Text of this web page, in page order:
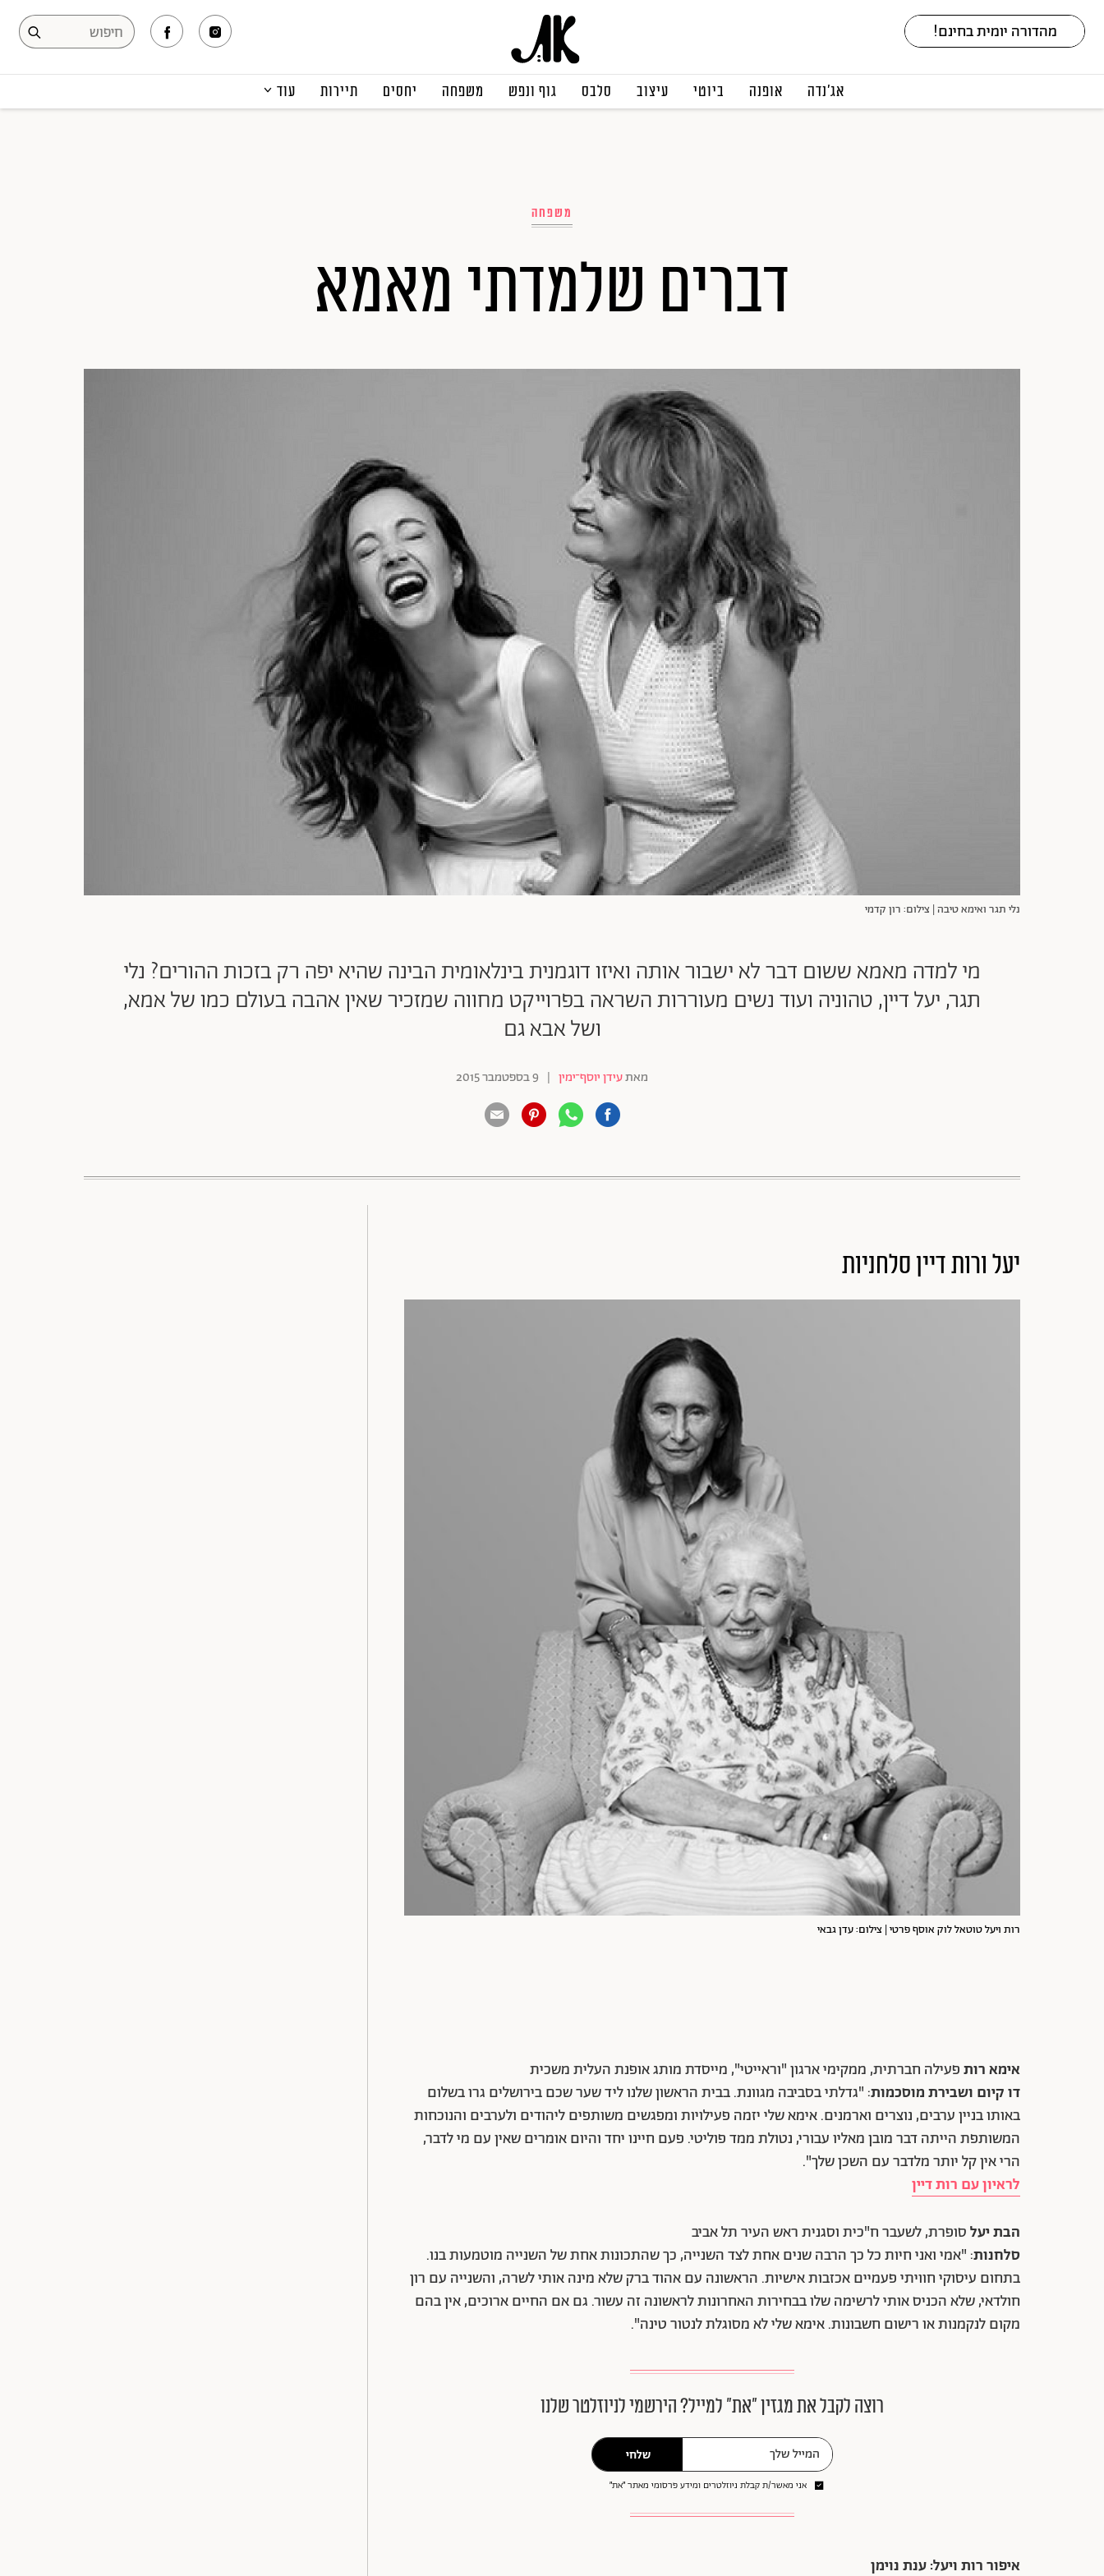
אג׳נדה אופנה ביוטי עיצוב סלבס גוף ונפש משפחה יחסים תיירות עוד
משפחה
דברים שלמדתי מאמא
נלי תגר ואימא טיבה | צילום: רון קדמי
מי למדה מאמא ששום דבר לא ישבור אותה ואיזו דוגמנית בינלאומית הבינה שהיא יפה רק בזכות ההורים? נלי
תגר, יעל דיין, טהוניה ועוד נשים מעוררות השראה בפרוייקט מחווה שמזכיר שאין אהבה בעולם כמו של אמא,
ושל אבא גם
מאתעידן יוסף־ימין | 9 בספטמבר 2015
יעל ורות דיין סלחניות
רות ויעל טוטאל לוק אוסף פרטי | צילום: עדן גבאי
אימא רותפעילה חברתית, ממקימי ארגון "וראייטי", מייסדת מותג אופנת העלית משכית
דו קיום ושבירת מוסכמות: "גדלתי בסביבה מגוונת. בבית הראשון שלנו ליד שער שכם בירושלים גרו בשלום
באותו בניין ערבים, נוצרים וארמנים. אימא שלי יזמה פעילויות ומפגשים משותפים ליהודים ולערבים והנוכחות
המשותפת הייתה דבר מובן מאליו עבורי, נטולת ממד פוליטי. פעם חיינו יחד והיום אומרים שאין עם מי לדבר,
הרי אין קל יותר מלדבר עם השכן שלך".
לראיון עם רות דיין
הבת יעלסופרת, לשעבר ח"כית וסגנית ראש העיר תל אביב
סלחנות: "אמי ואני חיות כל כך הרבה שנים אחת לצד השנייה, כך שהתכונות אחת של השנייה מוטמעות בנו.
בתחום עיסוקי חוויתי פעמיים אכזבות אישיות. הראשונה עם אהוד ברק שלא מינה אותי לשרה, והשנייה עם רון
חולדאי, שלא הכניס אותי לרשימה שלו בבחירות האחרונות לראשונה זה עשור. גם אם החיים ארוכים, אין בהם
מקום לנקמנות או רישום חשבונות. אימא שלי לא מסוגלת לנטור טינה".
רוצה לקבל את מגזין ״את״ למייל? הירשמי לניוזלטר שלנו
שלחי
אני מאשר/ת קבלת ניוזלטרים ומידע פרסומי מאתר ״את״
איפור רות ויעל: ענת נוימן